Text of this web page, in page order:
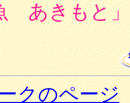
あきもと
クのページ